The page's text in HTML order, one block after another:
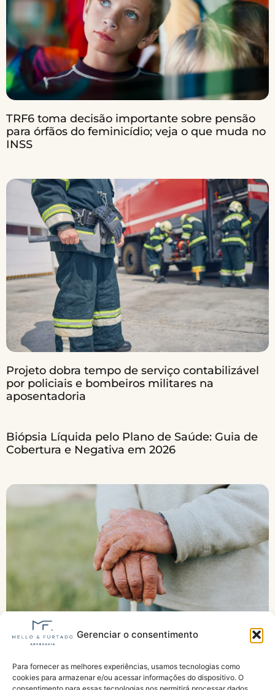
Gerenciar o consentimento
Para fornecer as melhores experiências, usamos tecnologias como
cookies para armazenar e/ou acessar informações do dispositivo. O
TRF6 toma decisão importante sobre pensão
para órfãos do feminicídio; veja o que muda no
INSS
Projeto dobra tempo de serviço contabilizável
por policiais e bombeiros militares na
aposentadoria
Biópsia Líquida pelo Plano de Saúde: Guia de
Cobertura e Negativa em 2026
INSS declara idosa morta por engano e Justiça